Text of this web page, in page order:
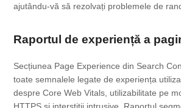
ajutându-vă să rezolvați problemele de
Raportul de experiență a
Secțiunea Page Experience din Search
toate semnalele legate de experiența
despre Core Web Vitals, utilizabilitate pe
HTTPS și interstiții intrusive. Raportul